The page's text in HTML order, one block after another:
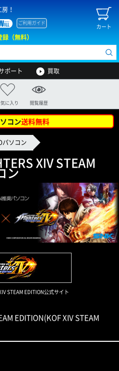
！
カート
ご利用ガイド
（無料）
ポート 買取
に入り 閲覧履歴
コン送料無料
パソコン
XIV STEAM
ン
STEAM EDITION公式サイト
EDITION(KOF XIV STEAM